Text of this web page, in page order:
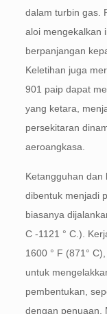
dalam turbin gas.
aloi mengekalkan
berpanjangan
Keletihan juga
901 paip dapat
yang ketara,
persekitaran
aeroangkasa.
Ketangguhan dan
dibentuk menjadi
biasanya
C -1121 ° C.).
1600 ° F (871°
untuk
pembentukan,
dengan penuaan,